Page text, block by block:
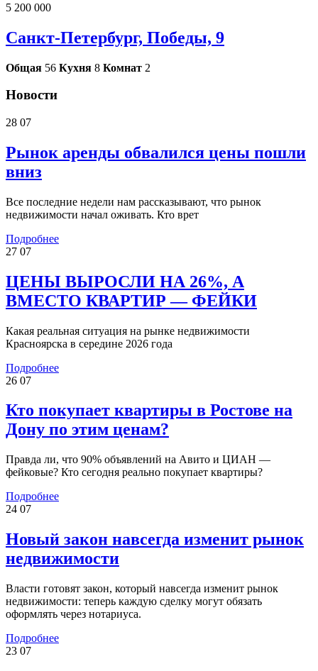
5 200 000
Санкт-Петербург, Победы, 9
Общая 56 Кухня 8 Комнат 2
Новости
28 07
Рынок аренды обвалился цены пошли
вниз
Все последние недели нам рассказывают, что рынок
недвижимости начал оживать. Кто врет
Подробнее
27 07
ЦЕНЫ ВЫРОСЛИ НА 26%, А
ВМЕСТО КВАРТИР — ФЕЙКИ
Какая реальная ситуация на рынке недвижимости
Красноярска в середине 2026 года
Подробнее
26 07
Кто покупает квартиры в Ростове на
Дону по этим ценам?
Правда ли, что 90% объявлений на Авито и ЦИАН —
фейковые? Кто сегодня реально покупает квартиры?
Подробнее
24 07
Новый закон навсегда изменит рынок
недвижимости
Власти готовят закон, который навсегда изменит рынок
недвижимости: теперь каждую сделку могут обязать
оформлять через нотариуса.
Подробнее
23 07